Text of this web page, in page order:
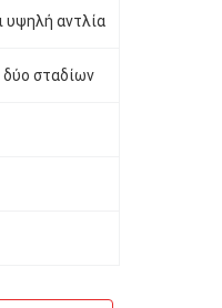
υψηλή αντλία
δύο σταδίων